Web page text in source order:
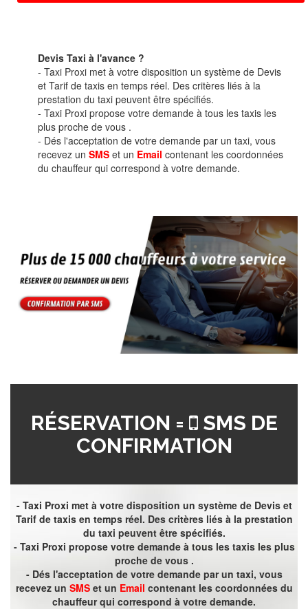
Devis Taxi à l'avance ?
- Taxi Proxi met à votre disposition un système de Devis
et Tarif de taxis en temps réel. Des critères liés à la
prestation du taxi peuvent être spécifiés.
- Taxi Proxi propose votre demande à tous les taxis les
plus proche de vous .
- Dés l'acceptation de votre demande par un taxi, vous
recevez un SMS et un Email contenant les coordonnées
du chauffeur qui correspond à votre demande.
RÉSERVATION =
SMS DE
CONFIRMATION
- Taxi Proxi met à votre disposition un système de Devis et
Tarif de taxis en temps réel. Des critères liés à la prestation
du taxi peuvent être spécifiés.
- Taxi Proxi propose votre demande à tous les taxis les plus
proche de vous .
- Dés l'acceptation de votre demande par un taxi, vous
recevez un SMSet un Email contenant les coordonnées du
chauffeur qui correspond à votre demande.